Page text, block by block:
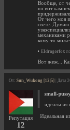
Вообще, от
но вот
От чего моя
свете. Думаю
механиками
кому то
• Eldragorfox
Вот жеж...
От: Sun_Wukong [12|5] | Дата
Репутация
12
small-
идеальная
Идеальная